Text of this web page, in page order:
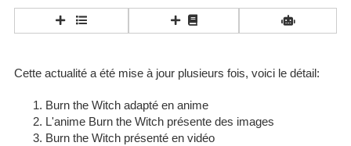
Cette actualité a été mise à jour plusieurs fois, voici le détail:
Burn the Witch adapté en anime
L'anime Burn the Witch présente des images
Burn the Witch présenté en vidéo